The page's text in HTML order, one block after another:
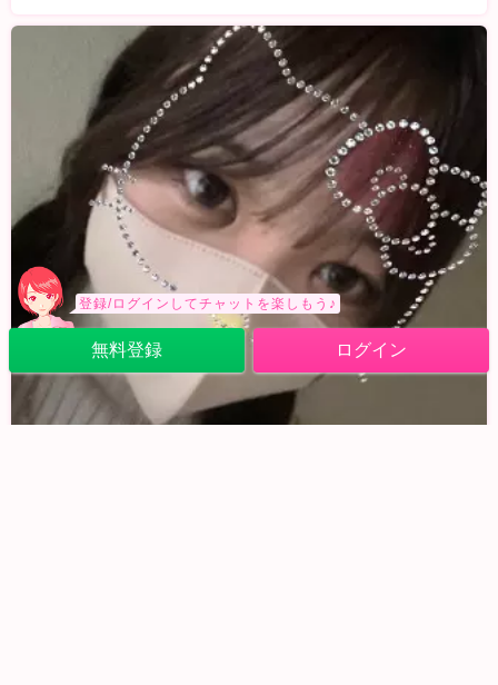
登録/ログインしてチャットを楽しもう♪
無料登録 ログイン